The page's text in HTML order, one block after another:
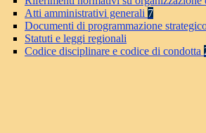
Atti amministrativi generali 7
Documenti di programmazione
Statuti e leggi regionali
Codice disciplinare e codice di condotta